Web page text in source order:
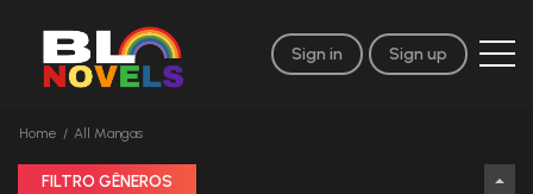
Sign in Sign up
Home All Mangas
FILTRO GÊNEROS